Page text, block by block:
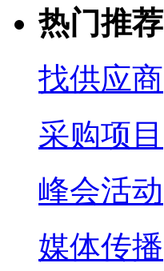
热门推荐
找供应商
采购项目
峰会活动
媒体传播